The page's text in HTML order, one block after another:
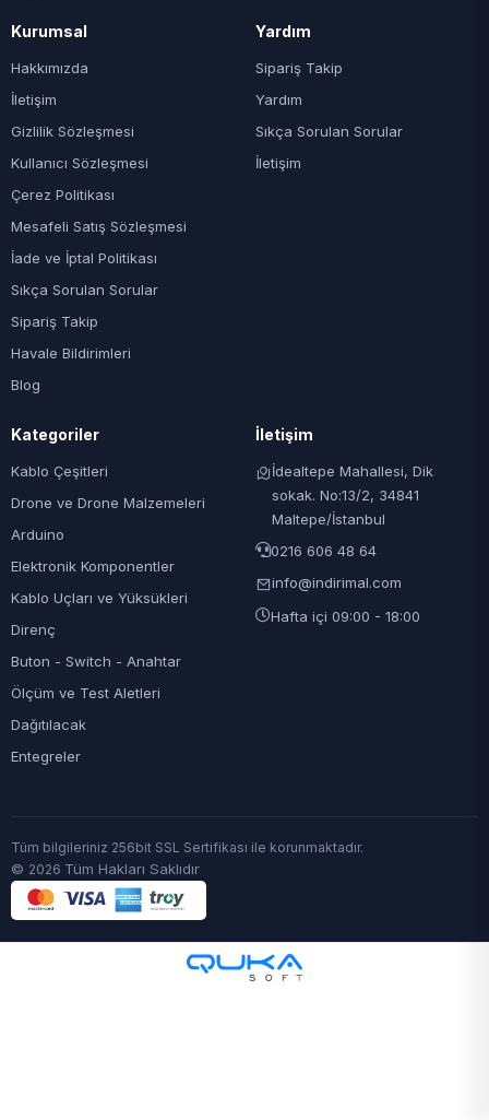
Kurumsal
Hakkımızda
İletişim
Gizlilik Sözleşmesi
Kullanıcı Sözleşmesi
Çerez Politikası
Mesafeli Satış Sözleşmesi
İade ve İptal Politikası
Sıkça Sorulan Sorular
Sipariş Takip
Havale Bildirimleri
Blog
Yardım
Sipariş Takip
Yardım
Sıkça Sorulan Sorular
İletişim
Kategoriler
Kablo Çeşitleri
Drone ve Drone Malzemeleri
Arduino
Elektronik Komponentler
Kablo Uçları ve Yüksükleri
Direnç
Buton - Switch - Anahtar
Ölçüm ve Test Aletleri
Dağıtılacak
Entegreler
İletişim
İdealtepe Mahallesi, Dik
sokak. No:13/2, 34841
Maltepe/İstanbul
0216 606 48 64
info@indirimal.com
Hafta içi 09:00 - 18:00
Tüm bilgileriniz 256bit SSL Sertifikası ile korunmaktadır.
© 2026 Tüm Hakları Saklıdır